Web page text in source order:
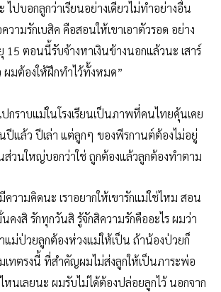
ไปบอกลูกว่าเรียนอย่างเดียวไม่ทำอย่างอื่น
ามรักเบสิค คือสอนให้เขาเอาตัวรอด อย่าง
15 ตอนนี้รับจ้างหาเงินข้างนอกแล้วนะ เสาร์
มต้องให้ฝึกทำไว้ทั้งหมด”
กราบแม่ในโรงเรียนเป็นภาพที่คนไทยคุ้นเคย
ปีแล้ว ปีเล่า แต่ลูกๆ ของพีรกานต์ต้องไม่อยู่
ส่วนใหญ่บอกว่าใช่ ถูกต้องแล้วลูกต้องทำตาม
วามคิดนะ เราอยากให้เขารักแม่ใช่ไหม สอน
คงสิ รักทุกวันสิ รู้จักสิความรักคืออะไร ผมว่า
แม่ป่วยลูกต้องห่วงแม่ให้เป็น ถ้าน้องป่วยก็
ทตรงนี้ ที่สำคัญผมไม่ส่งลูกให้เป็นภาระพ่อ
นเลยนะ ผมรับไม่ได้ต้องปล่อยลูกไว้ นอกจาก